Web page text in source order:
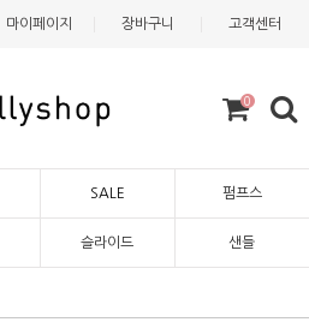
마이페이지 장바구니 고객센터
0
SALE 펌프스
슬라이드 샌들